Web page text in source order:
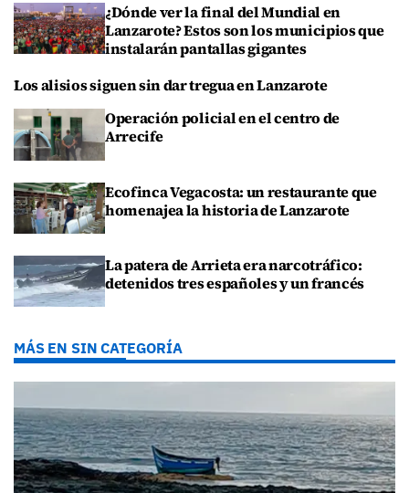
¿Dónde ver la final del Mundial en
Lanzarote? Estos son los municipios que
instalarán pantallas gigantes
Los alisios siguen sin dar tregua en Lanzarote
Operación policial en el centro de
Arrecife
Ecofinca Vegacosta: un restaurante que
homenajea la historia de Lanzarote
La patera de Arrieta era narcotráfico:
detenidos tres españoles y un francés
MÁS EN SIN CATEGORÍA